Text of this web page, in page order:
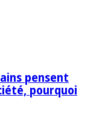
pensent
pourquoi